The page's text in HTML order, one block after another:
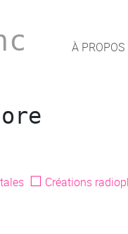
À PROPOS
☐ Créations